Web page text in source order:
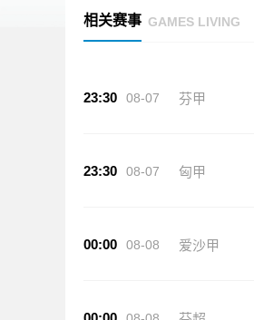
相关赛事 GAMES LIVING
23:30 08-07 芬甲
23:30 08-07 匈甲
00:00 08-08 爱沙甲